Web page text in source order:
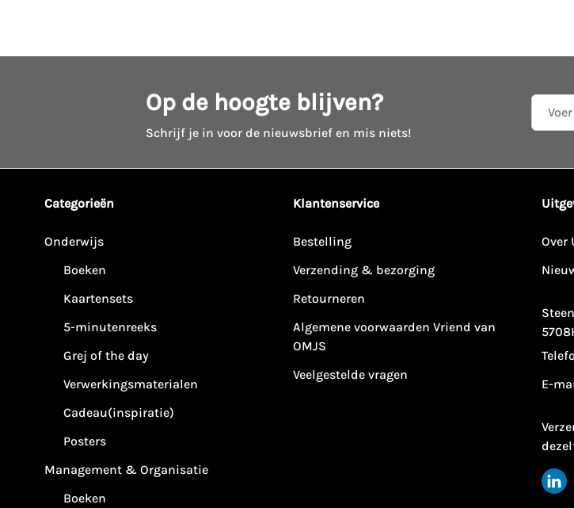
Op de hoogte blijven?
Schrijf je in voor de nieuwsbrief en mis niets!
E-mail
Categorieën
Onderwijs
Boeken
Kaartensets
5-minutenreeks
Grej of the day
Verwerkingsmaterialen
Cadeau(inspiratie)
Posters
Management & Organisatie
Boeken
Klantenservice
Bestelling
Verzending & bezorging
Retourneren
Algemene voorwaarden Vriend van
OMJS
Veelgestelde vragen
Over
E-